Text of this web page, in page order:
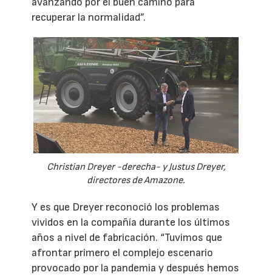
recuperar la normalidad”.
Christian Dreyer -derecha- y Justus Dreyer,
directores de Amazone.
Y es que Dreyer reconoció los problemas
vividos en la compañía durante los últimos
años a nivel de fabricación. “Tuvimos que
afrontar primero el complejo escenario
provocado por la pandemia y después hemos